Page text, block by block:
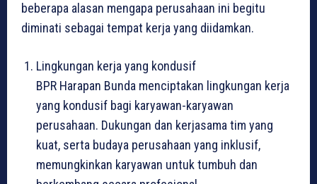
beberapa alasan mengapa perusahaan ini begitu
diminati sebagai tempat kerja yang diidamkan.
Lingkungan kerja yang kondusif
BPR Harapan Bunda menciptakan lingkungan kerja
yang kondusif bagi karyawan-karyawan
perusahaan. Dukungan dan kerjasama tim yang
kuat, serta budaya perusahaan yang inklusif,
memungkinkan karyawan untuk tumbuh dan